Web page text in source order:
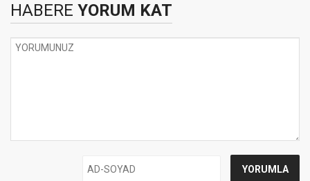
HABERE YORUM KAT